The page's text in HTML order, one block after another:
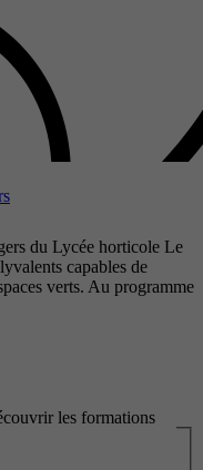
du Lycée horticole Le
capables de
verts. Au programme
les formations